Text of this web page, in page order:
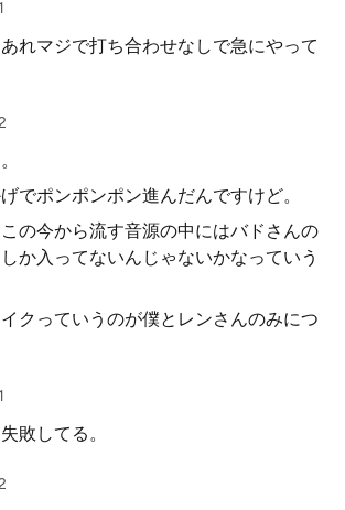
れマジで打ち合わせなしで急にやって
でポンポンポン進んだんですけど。
の今から流す音源の中にはバドさんの
か入ってないんじゃないかなっていう
クっていうのが僕とレンさんのみにつ
敗してる。